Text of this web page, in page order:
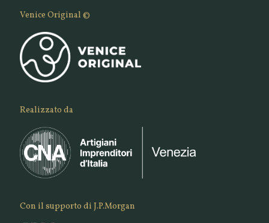
Venice Original ©
Realizzato da
Con il supporto di J.P.Morgan